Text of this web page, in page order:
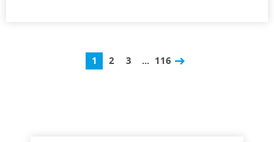
1 2 3 ... 116